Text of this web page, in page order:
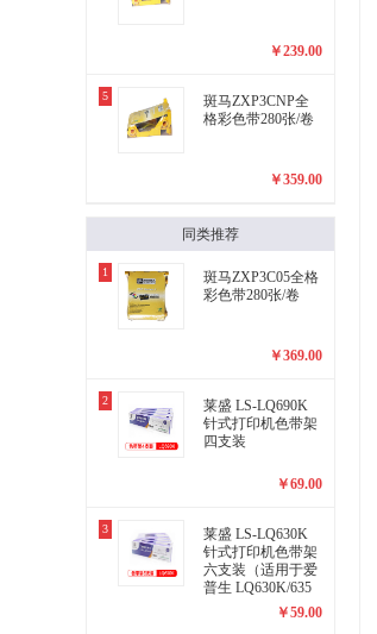
￥239.00
5
斑马ZXP3CNP全
格彩色带280张/卷
￥359.00
同类推荐
1
斑马ZXP3C05全格
彩色带280张/卷
￥369.00
2
莱盛 LS-LQ690K
针式打印机色带架
四支装
￥69.00
3
莱盛 LS-LQ630K
针式打印机色带架
六支装（适用于爱
普生 LQ630K/635
K/730K/630/LQ80K
￥59.00